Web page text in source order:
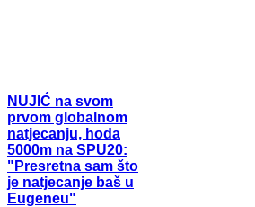
NUJIĆ na svom
prvom globalnom
natjecanju, hoda
5000m na SPU20:
"Presretna sam što
je natjecanje baš u
Eugeneu"